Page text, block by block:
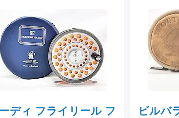
ディ フライリール フ
ビルバ